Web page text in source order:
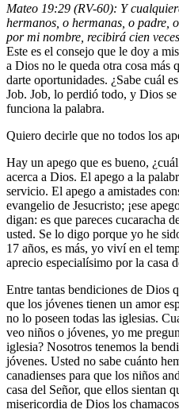
Mateo 19:29 (RV-60): Y
hermanos, o hermanas, o padre,
por mi nombre, recibirá cien
Este es el consejo que le doy a
a Dios no le queda otra cosa más
darte oportunidades. ¿Sabe cuál
Job. Job, lo perdió todo, y Dios
funciona la palabra.
Quiero decirle que no todos los
Hay un apego que es bueno,
acerca a Dios. El apego a la
servicio. El apego a amistades
evangelio de Jesucristo; ¡ese
digan: es que pareces cucaracha
usted. Se lo digo porque yo he
17 años, es más, yo viví en el
aprecio especialísimo por la casa
Entre tantas bendiciones de Dios
que los jóvenes tienen un amor
no lo poseen todas las iglesias.
veo niños o jóvenes, yo me
iglesia? Nosotros tenemos la
jóvenes. Usted no sabe cuánto
canadienses para que los niños
casa del Señor, que ellos sientan
misericordia de Dios los